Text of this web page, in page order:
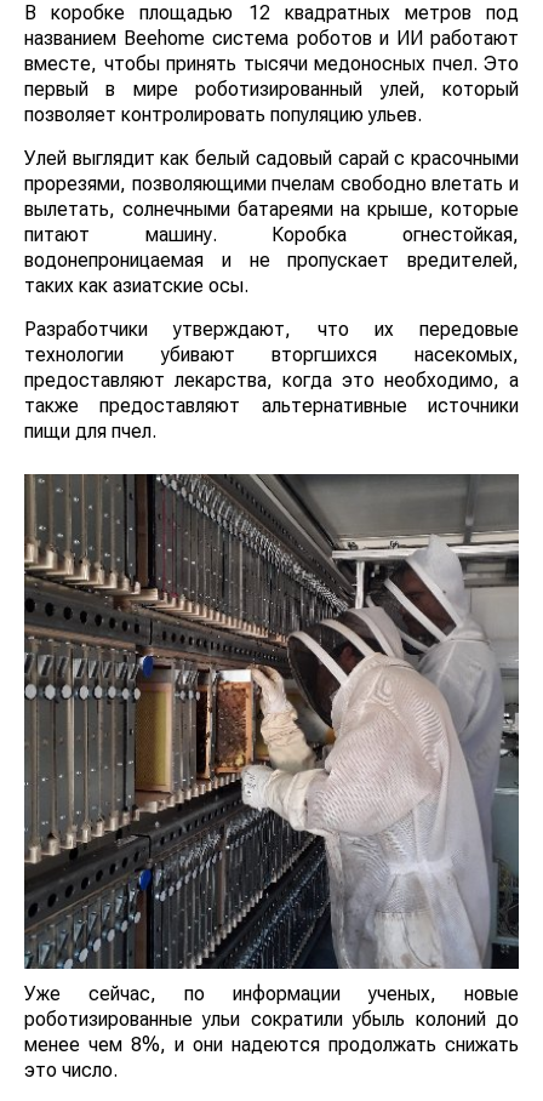
В коробке площадью 12 квадратных метров под
названием Beehome система роботов и ИИ работают
вместе, чтобы принять тысячи медоносных пчел. Это
первый в мире роботизированный улей, который
позволяет контролировать популяцию ульев.
Улей выглядит как белый садовый сарай с красочными
прорезями, позволяющими пчелам свободно влетать и
вылетать, солнечными батареями на крыше, которые
питают машину. Коробка огнестойкая,
водонепроницаемая и не пропускает вредителей,
таких как азиатские осы.
Разработчики утверждают, что их передовые
технологии убивают вторгшихся насекомых,
предоставляют лекарства, когда это необходимо, а
также предоставляют альтернативные источники
пищи для пчел.
Уже сейчас, по информации ученых, новые
роботизированные ульи сократили убыль колоний до
менее чем 8%, и они надеются продолжать снижать
это число.